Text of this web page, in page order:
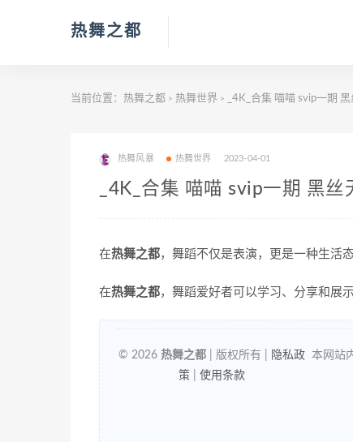
热舞之都
当前位置： 热舞之都 > 热舞世界 > _4K_合集 喵喵 svip一期
热舞风暴 热舞世界 2023-04-01
_4K_合集 喵喵 svip一期 黑丝
在热舞之都，舞蹈不仅是表演，更是一种生活
在热舞之都，舞蹈爱好者可以学习、分享和展
© 2026 热舞之都| 版权所有 |
隐私政
策
使用条款
本网站